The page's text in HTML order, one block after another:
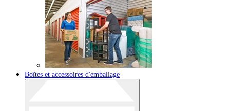
Boîtes et accessoires d'emballage